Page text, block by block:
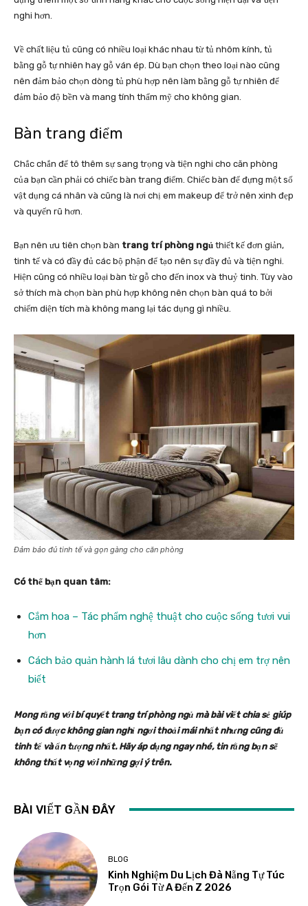
nghi hơn.
Về chất liệu tủ cũng có nhiều loại khác nhau từ tủ nhôm kính, tủ
bằng gỗ tự nhiên hay gỗ ván ép. Dù bạn chọn theo loại nào cũng
nên đảm bảo chọn dòng tủ phù hợp nên làm bằng gỗ tự nhiên để
đảm bảo độ bền và mang tính thẩm mỹ cho không gian.
Bàn trang điểm
Chắc chắn để tô thêm sự sang trọng và tiện nghi cho căn phòng
của bạn cần phải có chiếc bàn trang điểm. Chiếc bàn để đựng một số
vật dụng cá nhân và cũng là nơi chị em makeup để trở nên xinh đẹp
và quyến rũ hơn.
Bạn nên ưu tiên chọn bàn trang trí phòng ngủ thiết kế đơn giản,
tinh tế và có đầy đủ các bộ phận để tạo nên sự đầy đủ và tiện nghi.
Hiện cũng có nhiều loại bàn từ gỗ cho đến inox và thuỷ tinh. Tùy vào
sở thích mà chọn bàn phù hợp không nên chọn bàn quá to bởi
chiếm diện tích mà không mang lại tác dụng gì nhiều.
Đảm bảo đủ tinh tế và gọn gàng cho căn phòng
Có thể bạn quan tâm:
Cắm hoa – Tác phẩm nghệ thuật cho cuộc sống tươi vui
hơn
Cách bảo quản hành lá tươi lâu dành cho chị em trợ nên
biết
Mong rằng với bí quyết trang trí phòng ngủ mà bài viết chia sẻ giúp
bạn có được không gian nghỉ ngơi thoải mái nhất nhưng cũng đủ
tinh tế và ấn tượng nhất. Hãy áp dụng ngay nhé, tin rằng bạn sẽ
không thất vọng với những gợi ý trên.
BÀI VIẾT GẦN ĐÂY
BLOG
Kinh Nghiệm Du Lịch Đà Nẵng Tự Túc
Trọn Gói Từ A Đến Z 2026